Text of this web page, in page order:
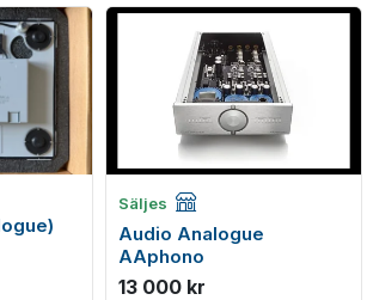
Säljes Företagsannons
Audio Analogue
AAphono
13 000 kr